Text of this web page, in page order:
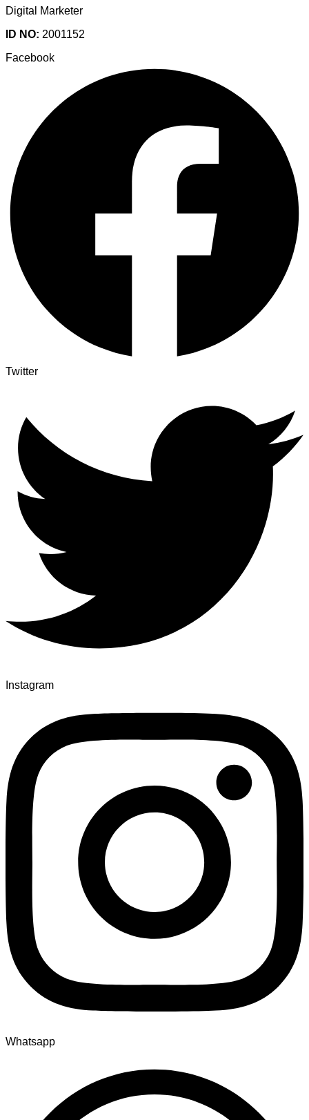
Digital Marketer
ID NO: 2001152
Facebook
Twitter
Instagram
Whatsapp